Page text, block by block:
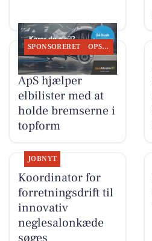
SPONSORERET OPSLAGSTAVLEN
Tilst Auto Aarhus
ApS hjælper
elbilister med at
holde bremserne i
topform
JOBNYT
Koordinator for
forretningsdrift til
innovativ
neglesalonkæde